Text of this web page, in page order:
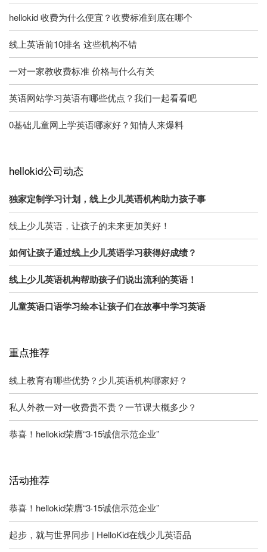
hellokid 收费为什么便宜？收费标准到底在哪个
线上英语前10排名 这些机构不错
一对一家教收费标准 价格与什么有关
英语网站学习英语有哪些优点？我们一起看看吧
0基础儿童网上学英语哪家好？知情人来爆料
hellokid公司动态
独家定制学习计划，线上少儿英语机构助力孩子事
线上少儿英语，让孩子的未来更加美好！
如何让孩子通过线上少儿英语学习获得好成绩？
线上少儿英语机构帮助孩子们说出流利的英语！
儿童英语口语学习绘本让孩子们在故事中学习英语
重点推荐
线上教育有哪些优势？少儿英语机构哪家好？
私人外教一对一收费贵不贵？一节课大概多少？
恭喜！hellokid荣膺“3·15诚信示范企业”
活动推荐
恭喜！hellokid荣膺“3·15诚信示范企业”
起步，就与世界同步 | HelloKid在线少儿英语品